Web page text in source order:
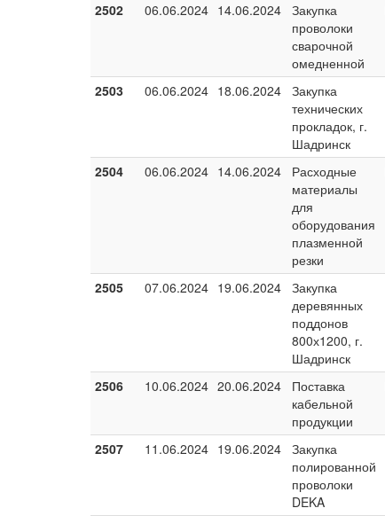
2502 06.06.2024 14.06.2024 Закупка
проволоки
сварочной
омедненной
2503 06.06.2024 18.06.2024 Закупка
технических
прокладок, г.
Шадринск
2504 06.06.2024 14.06.2024
Расходные
материалы
для
оборудования
плазменной
резки
2505 07.06.2024 19.06.2024 Закупка
деревянных
поддонов
800х1200, г.
Шадринск
2506 10.06.2024 20.06.2024
Поставка
кабельной
продукции
2507 11.06.2024 19.06.2024 Закупка
полированной
проволоки
DEKA